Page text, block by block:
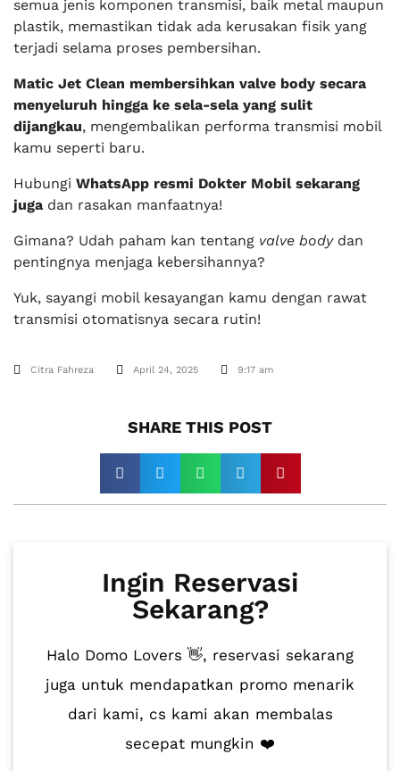
semua jenis komponen transmisi, baik metal maupun
plastik, memastikan tidak ada kerusakan fisik yang
terjadi selama proses pembersihan.
Matic Jet Clean membersihkan valve body secara
menyeluruh hingga ke sela-sela yang sulit
dijangkau, mengembalikan performa transmisi mobil
kamu seperti baru.
Hubungi WhatsApp resmi Dokter Mobil sekarang
juga dan rasakan manfaatnya!
Gimana? Udah paham kan tentang valve bodydan
pentingnya menjaga kebersihannya?
Yuk, sayangi mobil kesayangan kamu dengan rawat
transmisi otomatisnya secara rutin!
Citra Fahreza April 24, 2025 9:17 am
SHARE THIS POST​
Ingin Reservasi
Sekarang?
Halo Domo Lovers 👋, reservasi sekarang
juga untuk mendapatkan promo menarik
dari kami, cs kami akan membalas
secepat mungkin ❤️